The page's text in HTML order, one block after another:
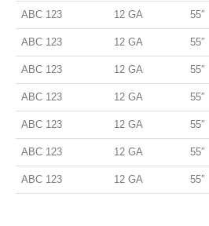
ABC 123 12 GA 55″
ABC 123 12 GA 55″
ABC 123 12 GA 55″
ABC 123 12 GA 55″
ABC 123 12 GA 55″
ABC 123 12 GA 55″
ABC 123 12 GA 55″